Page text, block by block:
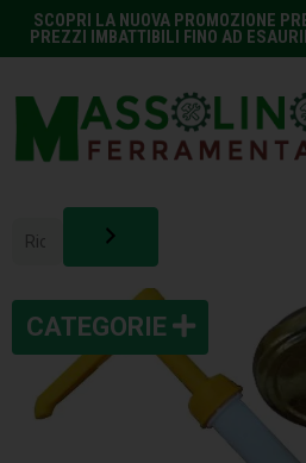
SCOPRI LA NUOVA PROMOZIONE
PREZZI IMBATTIBILI FINO AD